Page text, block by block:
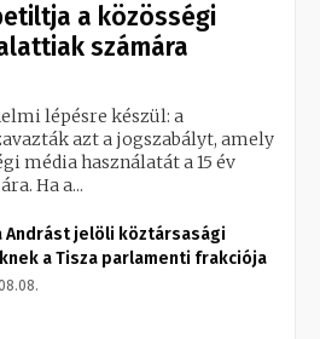
a közösségi
számára
lépésre készül: a
azt a jogszabályt, amely
média használatát a 15 év
Ha a...
Andrást jelöli köztársasági
a Tisza parlamenti frakciója